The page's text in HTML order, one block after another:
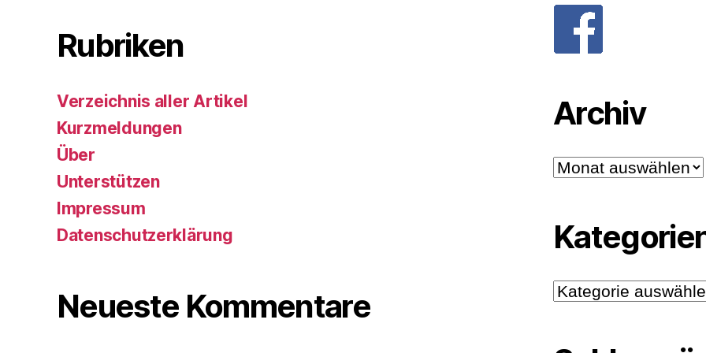
Rubriken
Verzeichnis aller Artikel
Kurzmeldungen
Über
Unterstützen
Impressum
Datenschutzerklärung
Neueste Kommentare
Archiv
Archiv
Kategorien